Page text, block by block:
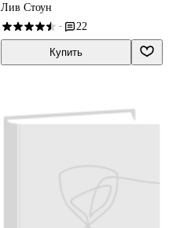
Лив Стоун
· 22
Купить